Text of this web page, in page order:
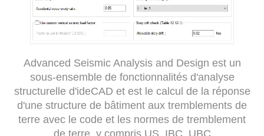
Advanced Seismic Analysis and Design est un
sous-ensemble de fonctionnalités d'analyse
structurelle d'ideCAD et est le calcul de la réponse
d'une structure de bâtiment aux tremblements de
terre avec le code et les normes de tremblement
de terre, y compris US, IBC, UBC